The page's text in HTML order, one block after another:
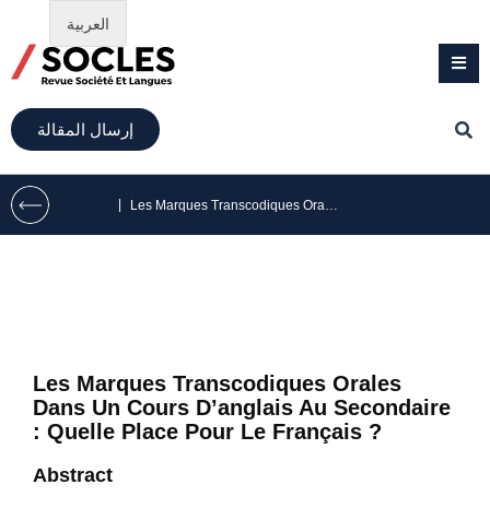
إرسال المقالة
Les Marques Transcodiques Orales
Dans Un Cours D’anglais Au Secondaire
: Quelle Place Pour Le Français ?
Abstract
العربية